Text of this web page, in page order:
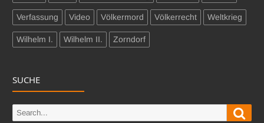
Verfassung Video Völkermord Völkerrecht Weltkrieg
Wilhelm I. Wilhelm II. Zorndorf
SUCHE
Search